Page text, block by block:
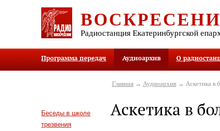
Радиостанция Екатеринбургской
Программа передач Аудиоархив О
Беседы в школе
трезвения
Главная→ Аудиоархив→ Аскетика в
Аскетика в